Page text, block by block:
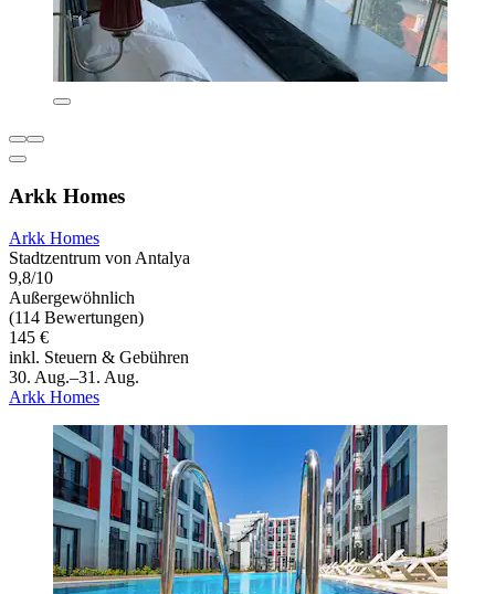
Arkk Homes
Arkk Homes
Stadtzentrum von Antalya
9,8/10
Außergewöhnlich
(114 Bewertungen)
145 €
inkl. Steuern & Gebühren
30. Aug.–31. Aug.
Arkk Homes